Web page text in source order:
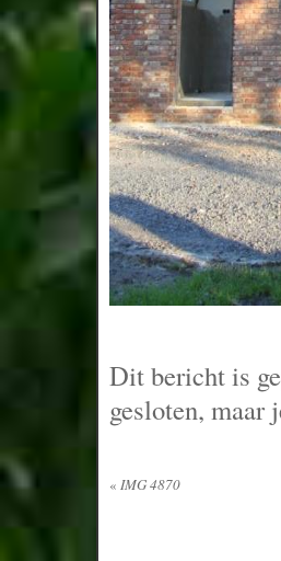
Dit bericht is
gesloten, maar
« IMG 4870